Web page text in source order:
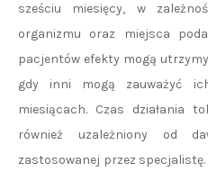
sześciu miesięcy, w
organizmu oraz miejsca
pacjentów efekty mogą
gdy inni mogą zauważyć
miesiącach. Czas działania
również uzależniony od
zastosowanej przez specjalistę.